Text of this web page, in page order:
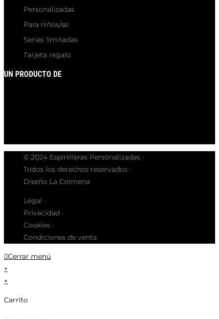
Personalizadas
Para niños/as
Series limitadas
Tarjeta regalo
UN PRODUCTO DE
© 2024 Espinilleras Personalizadas ·
Todos los derechos reservados ·
Diseño La Colmena
Legal ·
Privacidad ·
Cookies ·
Condiciones de venta
Cerrar menú
×
×
Carrito